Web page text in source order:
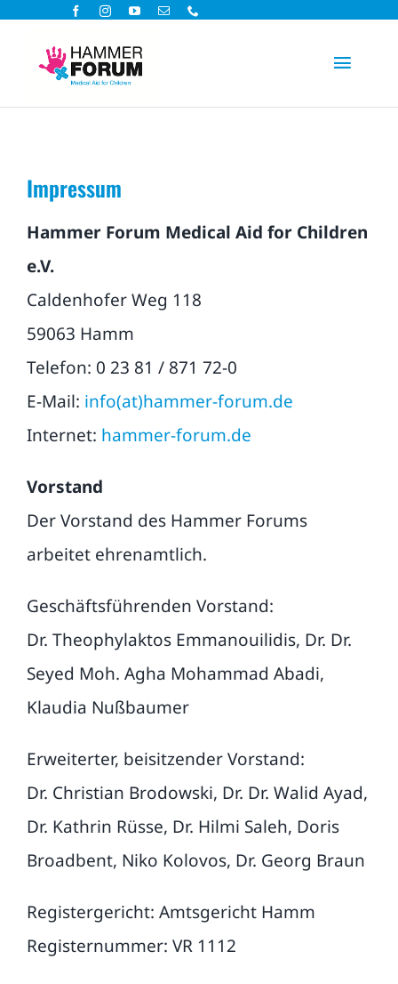
Zum
springen
Toggle
Spenden
Über uns
Aktuelles
Publikationen
FAQ
Kontakt
Suche
nach:
Impressum
Hammer Forum Medical Aid for Children
e.V.
Caldenhofer Weg 118
59063 Hamm
Telefon: 0 23 81 / 871 72-0
E-Mail: info(at)hammer-forum.de
Internet: hammer-forum.de
Vorstand
Der Vorstand des Hammer Forums
arbeitet ehrenamtlich.
Geschäftsführenden Vorstand:
Dr. Theophylaktos Emmanouilidis, Dr. Dr.
Seyed Moh. Agha Mohammad Abadi,
Klaudia Nußbaumer
Erweiterter, beisitzender Vorstand:
Dr. Christian Brodowski, Dr. Dr. Walid Ayad,
Dr. Kathrin Rüsse, Dr. Hilmi Saleh, Doris
Broadbent, Niko Kolovos, Dr. Georg Braun
Registergericht: Amtsgericht Hamm
Registernummer: VR 1112